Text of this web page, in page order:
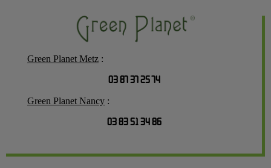
Green Planet Metz :
03 87 37 25 74
Green Planet Nancy :
03 83 51 34 86